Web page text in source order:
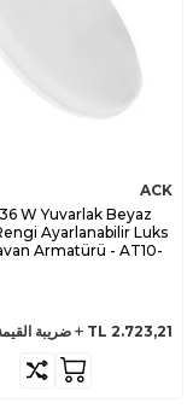
ACK
W Yuvarlak Beyaz
Ayarlanabilir Luks
Armatürü - AT10-
2.723,21 ضريبة